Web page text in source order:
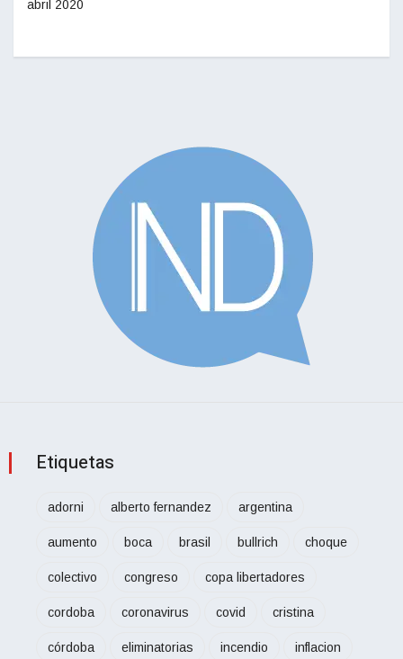
abril 2020
Etiquetas
adorni alberto fernandez argentina
aumento boca brasil bullrich choque
colectivo congreso copa libertadores
cordoba coronavirus covid cristina
córdoba eliminatorias incendio inflacion